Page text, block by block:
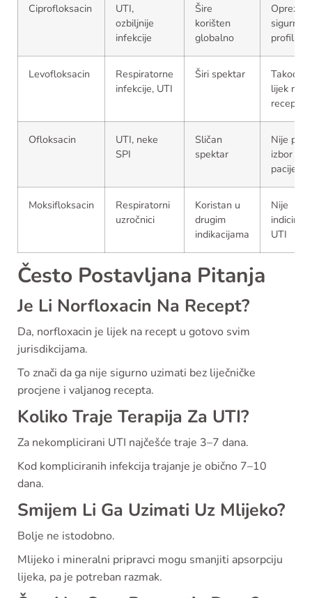
Ciprofloksacin
UTI,
ozbiljnije
infekcije
Šire
korišten
globalno
Oprez
profila
Levofloksacin
Respiratorne
infekcije, UTI
Širi spektar
Također
lijek na
recept
Ofloksacin
UTI, neke
SPI
Sličan
spektar
Nije prvi
izbor za
pacijente
Moksifloksacin
Respiratorni
uzročnici
Koristan u
drugim
indikacijama
Nije
indiciran
UTI
Često Postavljana Pitanja
Je Li Norfloxacin Na Recept?
Da, norfloxacin je lijek na recept u gotovo svim
jurisdikcijama.
To znači da ga nije sigurno uzimati bez liječničke
procjene i valjanog recepta.
Koliko Traje Terapija Za UTI?
Za nekomplicirani UTI najčešće traje 3–7 dana.
Kod kompliciranih infekcija trajanje je obično 7–10
dana.
Smijem Li Ga Uzimati Uz Mlijeko?
Bolje ne istodobno.
Mlijeko i mineralni pripravci mogu smanjiti apsorpciju
lijeka, pa je potreban razmak.